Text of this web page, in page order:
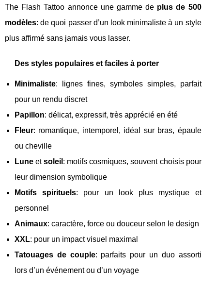
The Flash Tattoo annonce une gamme de plus de 500
modèles: de quoi passer d’un look minimaliste à un style
plus affirmé sans jamais vous lasser.
Des styles populaires et faciles à porter
Minimaliste: lignes fines, symboles simples, parfait
pour un rendu discret
Papillon: délicat, expressif, très apprécié en été
Fleur: romantique, intemporel, idéal sur bras, épaule
ou cheville
Lune etsoleil : motifs cosmiques, souvent choisis pour
leur dimension symbolique
Motifs spirituels: pour un look plus mystique et
personnel
Animaux: caractère, force ou douceur selon le design
XXL: pour un impact visuel maximal
Tatouages de couple: parfaits pour un duo assorti
lors d’un événement ou d’un voyage